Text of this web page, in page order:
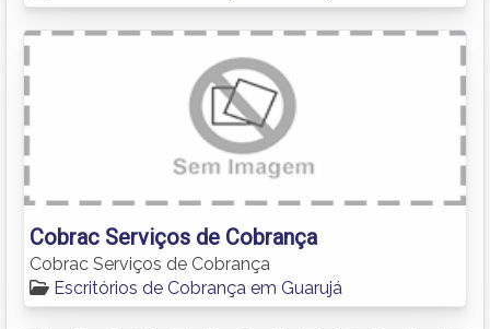
Cobrac Serviços de Cobrança
Cobrac Serviços de Cobrança
Escritórios de Cobrança em Guarujá